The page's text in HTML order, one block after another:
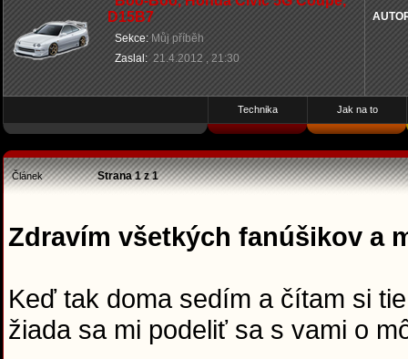
D15B7
Sekce: Můj příběh
Zaslal: 21.4.2012 , 21:30
Technika Jak na to
Článek Strana1z1
Zdravím všetkých fanúšikov a
Keď tak doma sedím a čítam si
žiada sa mi podeliť sa s vami o